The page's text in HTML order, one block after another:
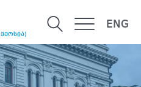
ENG